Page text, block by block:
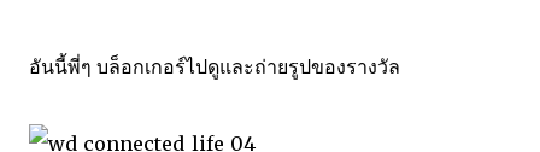
อันนี้พี่ๆ บล็อกเกอร์ไปดูและถ่ายรูปของรางวัล